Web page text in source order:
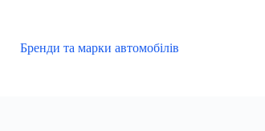
Бренди та марки автомобілів